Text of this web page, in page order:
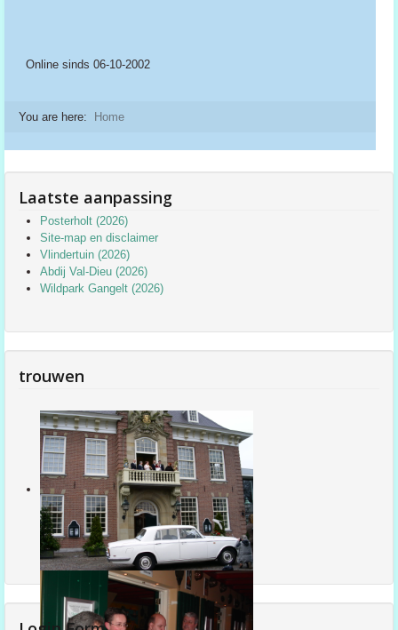
Online sinds 06-10-2002
You are here: Home
Laatste aanpassing
Posterholt (2026)
Site-map en disclaimer
Vlindertuin (2026)
Abdij Val-Dieu (2026)
Wildpark Gangelt (2026)
trouwen